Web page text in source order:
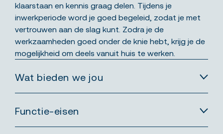
klaarstaan en kennis graag delen. Tijdens je
inwerkperiode word je goed begeleid, zodat je met
vertrouwen aan de slag kunt. Zodra je de
werkzaamheden goed onder de knie hebt, krijg je de
mogelijkheid om deels vanuit huis te werken.
Wat bieden we jou
Functie-eisen